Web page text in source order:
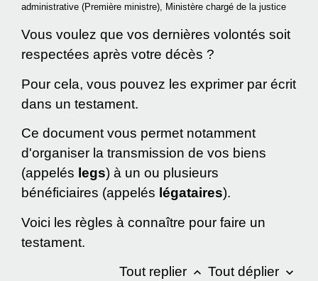
administrative (Première ministre), Ministère chargé de la justice
Vous voulez que vos dernières volontés soit
respectées après votre décès ?
Pour cela, vous pouvez les exprimer par écrit
dans un testament.
Ce document vous permet notamment
d'organiser la transmission de vos biens
(appelés legs) à un ou plusieurs
bénéficiaires (appelés légataires).
Voici les règles à connaître pour faire un
testament.
Tout replier keyboard_arrow_up Tout déplier keyboard_arrow_down